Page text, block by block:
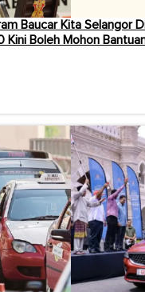
Baucar Kita Selangor
Kini Boleh Mohon